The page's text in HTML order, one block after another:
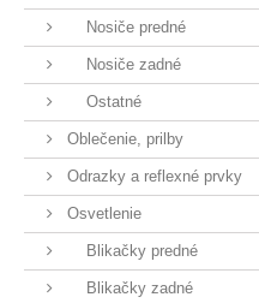
Nosiče predné
Nosiče zadné
Ostatné
Oblečenie, prilby
Odrazky a reflexné prvky
Osvetlenie
Blikačky predné
Blikačky zadné